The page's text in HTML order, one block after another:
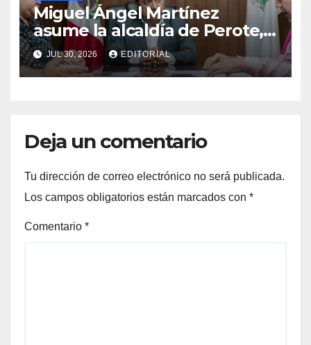
Miguel Ángel Martínez
asume la alcaldía de Perote,
Veracruz
JUL 30, 2026 EDITORIAL
Deja un comentario
Tu dirección de correo electrónico no será publicada.
Los campos obligatorios están marcados con *
Comentario *